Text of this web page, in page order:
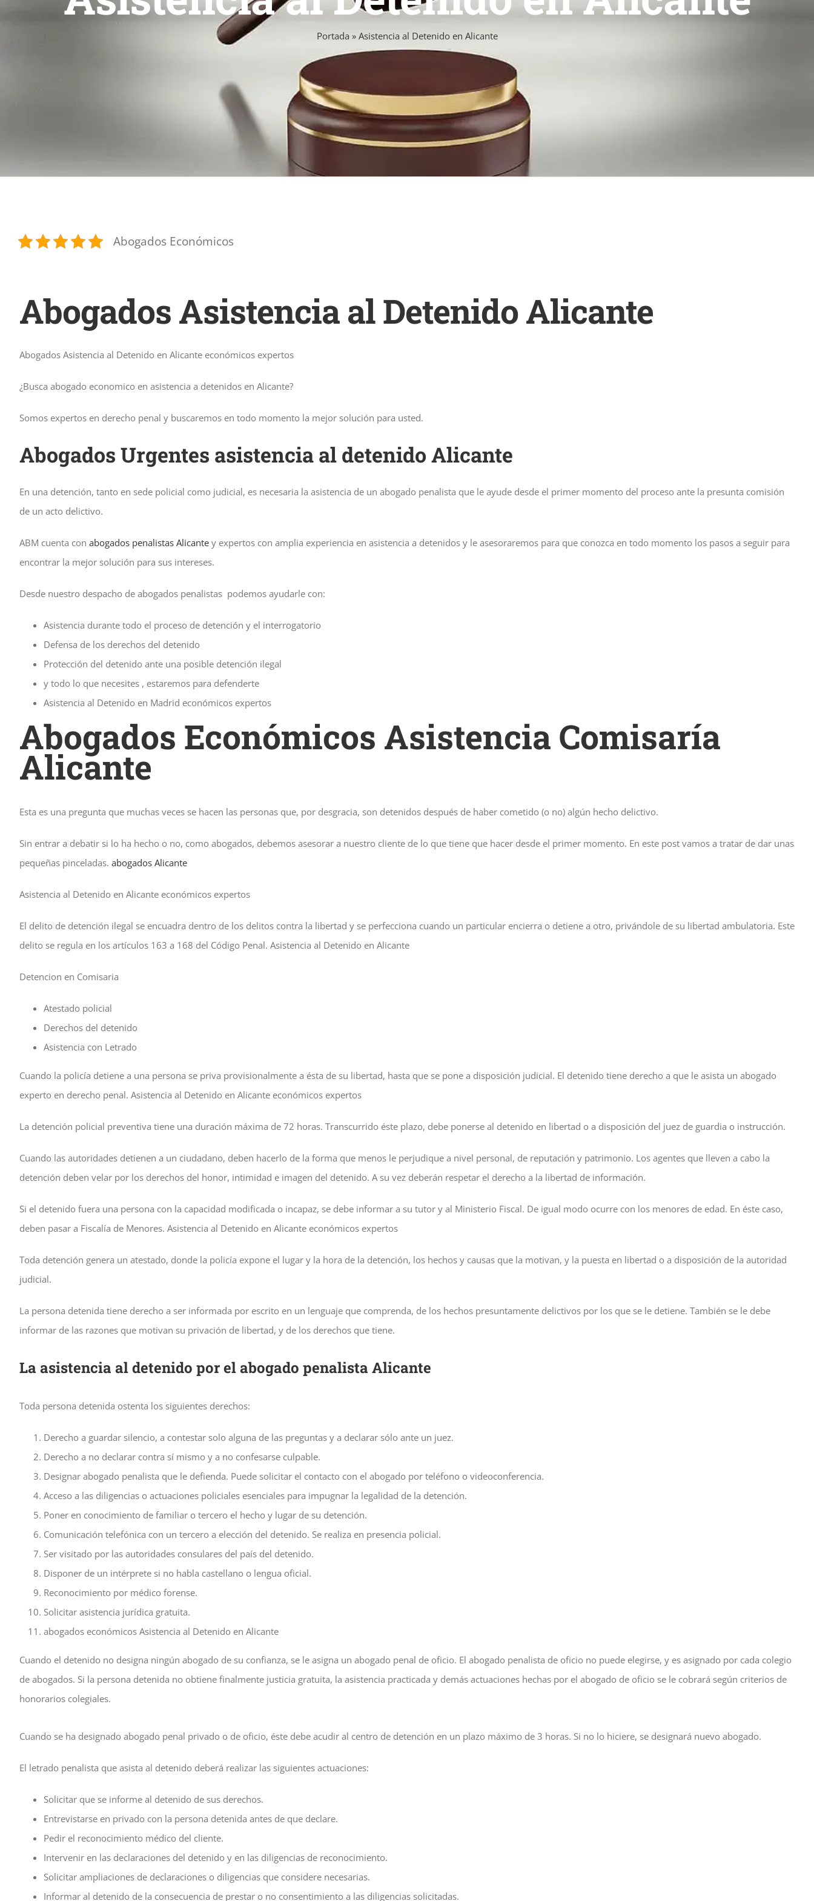
Portada » Asistencia al Detenido en Alicante
Abogados Económicos
Abogados Asistencia al Detenido Alicante
Abogados Asistencia al Detenido en Alicante económicos expertos
¿Busca abogado economico en asistencia a detenidos en Alicante?
Somos expertos en derecho penal y buscaremos en todo momento la mejor solución para usted.
Abogados Urgentes asistencia al detenido Alicante
En una detención, tanto en sede policial como judicial, es necesaria la asistencia de un abogado penalista que le ayude desde el primer momento del proceso ante la presunta comisión
de un acto delictivo.
ABM cuenta con abogados penalistas Alicantey expertos con amplia experiencia en asistencia a detenidos y le asesoraremos para que conozca en todo momento los pasos a seguir para
encontrar la mejor solución para sus intereses.
Desde nuestro despacho de abogados penalistas podemos ayudarle con:
Asistencia durante todo el proceso de detención y el interrogatorio
Defensa de los derechos del detenido
Protección del detenido ante una posible detención ilegal
y todo lo que necesites , estaremos para defenderte
Asistencia al Detenido en Madrid económicos expertos
Abogados Económicos Asistencia Comisaría
Alicante
Esta es una pregunta que muchas veces se hacen las personas que, por desgracia, son detenidos después de haber cometido (o no) algún hecho delictivo.
Sin entrar a debatir si lo ha hecho o no, como abogados, debemos asesorar a nuestro cliente de lo que tiene que hacer desde el primer momento. En este post vamos a tratar de dar unas
pequeñas pinceladas. abogados Alicante
Asistencia al Detenido en Alicante económicos expertos
El delito de detención ilegal se encuadra dentro de los delitos contra la libertad y se perfecciona cuando un particular encierra o detiene a otro, privándole de su libertad ambulatoria. Este
delito se regula en los artículos 163 a 168 del Código Penal. Asistencia al Detenido en Alicante
Detencion en Comisaria
Atestado policial
Derechos del detenido
Asistencia con Letrado
Cuando la policía detiene a una persona se priva provisionalmente a ésta de su libertad, hasta que se pone a disposición judicial. El detenido tiene derecho a que le asista un abogado
experto en derecho penal. Asistencia al Detenido en Alicante económicos expertos
La detención policial preventiva tiene una duración máxima de 72 horas. Transcurrido éste plazo, debe ponerse al detenido en libertad o a disposición del juez de guardia o instrucción.
Cuando las autoridades detienen a un ciudadano, deben hacerlo de la forma que menos le perjudique a nivel personal, de reputación y patrimonio. Los agentes que lleven a cabo la
detención deben velar por los derechos del honor, intimidad e imagen del detenido. A su vez deberán respetar el derecho a la libertad de información.
Si el detenido fuera una persona con la capacidad modificada o incapaz, se debe informar a su tutor y al Ministerio Fiscal. De igual modo ocurre con los menores de edad. En éste caso,
deben pasar a Fiscalía de Menores. Asistencia al Detenido en Alicante económicos expertos
Toda detención genera un atestado, donde la policía expone el lugar y la hora de la detención, los hechos y causas que la motivan, y la puesta en libertad o a disposición de la autoridad
judicial.
La persona detenida tiene derecho a ser informada por escrito en un lenguaje que comprenda, de los hechos presuntamente delictivos por los que se le detiene. También se le debe
informar de las razones que motivan su privación de libertad, y de los derechos que tiene.
La asistencia al detenido por el abogado penalista Alicante
Toda persona detenida ostenta los siguientes derechos:
Derecho a guardar silencio, a contestar solo alguna de las preguntas y a declarar sólo ante un juez.
Derecho a no declarar contra sí mismo y a no confesarse culpable.
Designar abogado penalista que le defienda. Puede solicitar el contacto con el abogado por teléfono o videoconferencia.
Acceso a las diligencias o actuaciones policiales esenciales para impugnar la legalidad de la detención.
Poner en conocimiento de familiar o tercero el hecho y lugar de su detención.
Comunicación telefónica con un tercero a elección del detenido. Se realiza en presencia policial.
Ser visitado por las autoridades consulares del país del detenido.
Disponer de un intérprete si no habla castellano o lengua oficial.
Reconocimiento por médico forense.
Solicitar asistencia jurídica gratuita.
abogados económicos Asistencia al Detenido en Alicante
Cuando el detenido no designa ningún abogado de su confianza, se le asigna un abogado penal de oficio. El abogado penalista de oficio no puede elegirse, y es asignado por cada colegio
de abogados. Si la persona detenida no obtiene finalmente justicia gratuita, la asistencia practicada y demás actuaciones hechas por el abogado de oficio se le cobrará según criterios de
honorarios colegiales.
Cuando se ha designado abogado penal privado o de oficio, éste debe acudir al centro de detención en un plazo máximo de 3 horas. Si no lo hiciere, se designará nuevo abogado.
El letrado penalista que asista al detenido deberá realizar las siguientes actuaciones:
Solicitar que se informe al detenido de sus derechos.
Entrevistarse en privado con la persona detenida antes de que declare.
Pedir el reconocimiento médico del cliente.
Intervenir en las declaraciones del detenido y en las diligencias de reconocimiento.
Solicitar ampliaciones de declaraciones o diligencias que considere necesarias.
Informar al detenido de la consecuencia de prestar o no consentimiento a las diligencias solicitadas.